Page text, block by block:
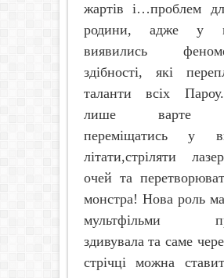
жартів і…проблем
родини, адже у
виявились
здібності, які
таланти всіх
лише варте
переміщатись у
літати,стріляти
очей та
монстра! Нова роль
мультфільми
здивувала та саме
стрічці можна